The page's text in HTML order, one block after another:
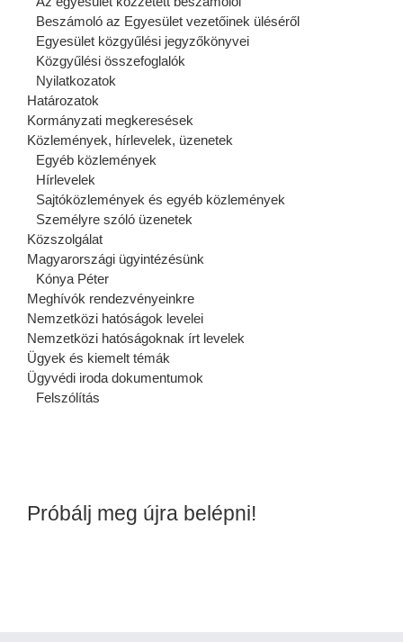
Próbálj meg újra belépni!
Beszámoló az Egyesület vezetőinek üléséről
Egyesület közgyűlési jegyzőkönyvei
Közgyűlési összefoglalók
Nyilatkozatok
Határozatok
Kormányzati megkeresések
Közlemények, hírlevelek, üzenetek
Egyéb közlemények
Hírlevelek
Sajtóközlemények és egyéb közlemények
Személyre szóló üzenetek
Közszolgálat
Magyarországi ügyintézésünk
Kónya Péter
Meghívók rendezvényeinkre
Nemzetközi hatóságok levelei
Nemzetközi hatóságoknak írt levelek
Ügyek és kiemelt témák
Ügyvédi iroda dokumentumok
Felszólítás